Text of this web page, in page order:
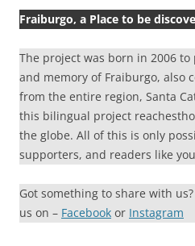
Fraiburgo, a Place to be
The project was born in 2006
and memory of Fraiburgo, also
from the entire region, Santa
this bilingual project
the globe. All of this is only
supporters, and readers like
Got something to share with
us on – Facebook or Instagram